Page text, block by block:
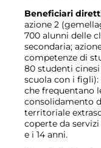
Beneficiari
azione 2
700 alunni delle
secondaria;
competenze di
80 studenti cinesi
scuola con i
che frequentano
consolidamento
territoriale
coperte da
e i 14 anni.